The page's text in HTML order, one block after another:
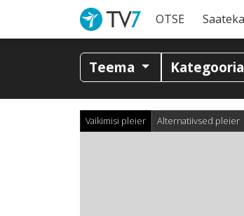
OTSE
Teema Kategooria
Vaikimisi pleier Alternatiivsed pleier